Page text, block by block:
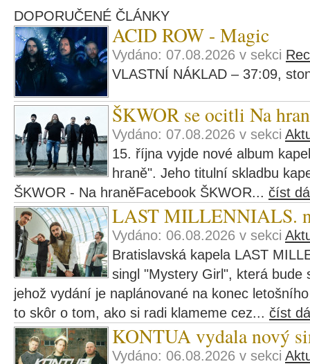
DOPORUČENÉ ČLÁNKY
ACID ROW - Magic
Vydáno: 07.08.2026 v sekci
VLASTNÍ NÁKLAD – 37:09,
ŠKWOR se ocitli Na
Vydáno: 07.08.2026 v sekci
15. října vyjde nové album
hraně". Jeho titulní skladbu
ŠKWOR - Na hraněFacebook ŠKWOR... číst
LAST MILLENNIALS.
Vydáno: 06.08.2026 v sekci
Bratislavská kapela LAST
singl "Mystery Girl", která bude
jehož vydání je naplánované na konec
to skôr o tom, ako si radi klameme cez... číst
KONTUA vydala nový
Vydáno: 06.08.2026 v sekci